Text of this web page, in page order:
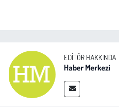
EDITÖR HAKKINDA
Haber Merkezi